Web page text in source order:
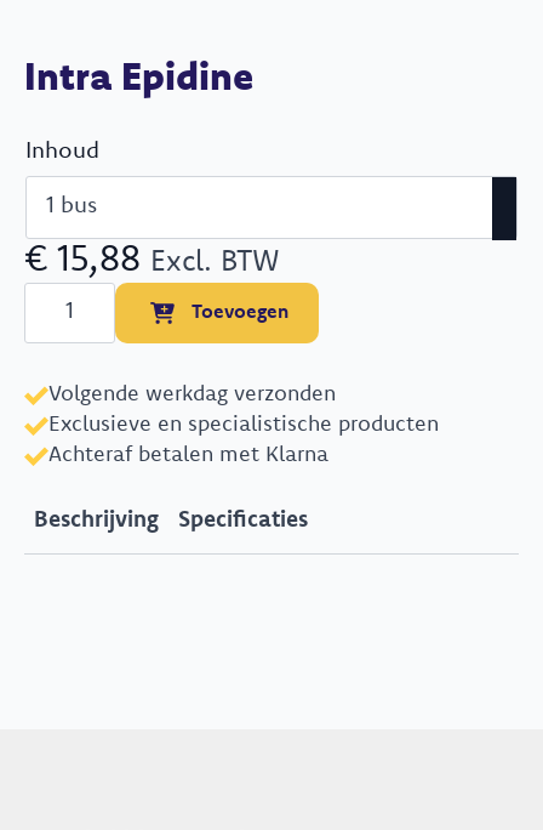
Intra Epidine
Inhoud
€ 15,88 Excl. BTW
Intra
Epidine
aantal
Toevoegen
Volgende werkdag verzonden
Exclusieve en specialistische producten
Achteraf betalen met Klarna
Beschrijving Specificaties